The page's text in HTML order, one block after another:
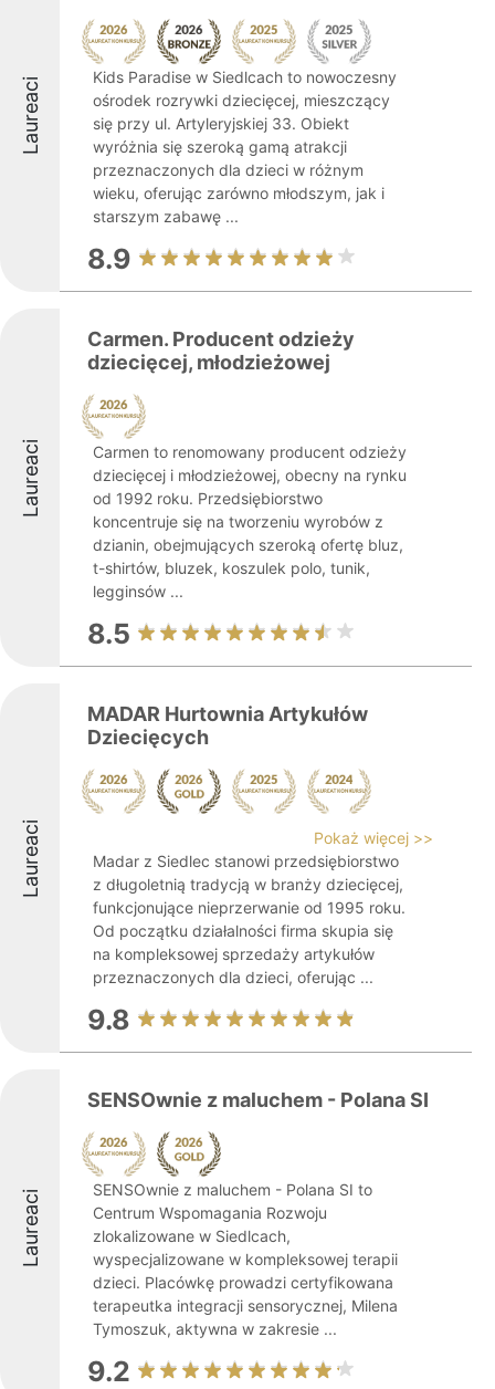
Laureaci
Kids Paradise w Siedlcach to nowoczesny
ośrodek rozrywki dziecięcej, mieszczący
się przy ul. Artyleryjskiej 33. Obiekt
wyróżnia się szeroką gamą atrakcji
przeznaczonych dla dzieci w różnym
wieku, oferując zarówno młodszym, jak i
starszym zabawę ...
8.9
Laureaci
Carmen. Producent odzieży
dziecięcej, młodzieżowej
Carmen to renomowany producent odzieży
dziecięcej i młodzieżowej, obecny na rynku
od 1992 roku. Przedsiębiorstwo
koncentruje się na tworzeniu wyrobów z
dzianin, obejmujących szeroką ofertę bluz,
t-shirtów, bluzek, koszulek polo, tunik,
legginsów ...
8.5
Laureaci
MADAR Hurtownia Artykułów
Dziecięcych
Pokaż więcej >>
Madar z Siedlec stanowi przedsiębiorstwo
z długoletnią tradycją w branży dziecięcej,
funkcjonujące nieprzerwanie od 1995 roku.
Od początku działalności firma skupia się
na kompleksowej sprzedaży artykułów
przeznaczonych dla dzieci, oferując ...
9.8
Laureaci
SENSOwnie z maluchem - Polana SI
SENSOwnie z maluchem - Polana SI to
Centrum Wspomagania Rozwoju
zlokalizowane w Siedlcach,
wyspecjalizowane w kompleksowej terapii
dzieci. Placówkę prowadzi certyfikowana
terapeutka integracji sensorycznej, Milena
Tymoszuk, aktywna w zakresie ...
9.2